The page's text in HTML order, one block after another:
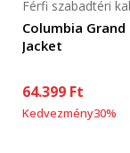
Columbia
Jacket
Férfi szabadtéri
64.399 Ft
Kedvezmény30%